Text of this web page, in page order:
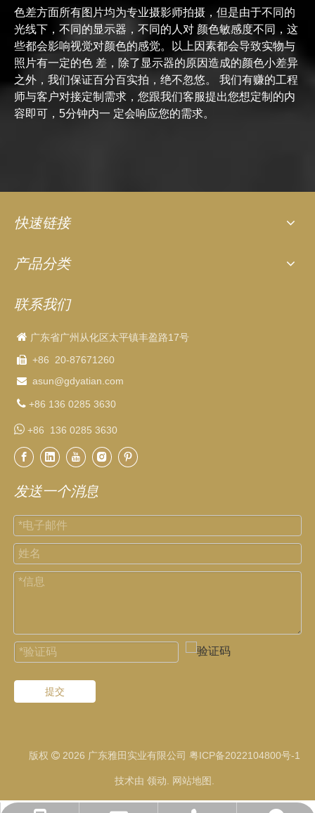
色差方面所有图片均为专业摄影师拍摄，但是由于不同的
光线下，不同的显示器，不同的人对 颜色敏感度不同，这
些都会影响视觉对颜色的感觉。以上因素都会导致实物与
照片有一定的色 差，除了显示器的原因造成的颜色小差异
之外，我们保证百分百实拍，绝不忽悠。 我们有赚的工程
师与客户对接定制需求，您跟我们客服提出您想定制的内
容即可，5分钟内一 定会响应您的需求。
快速链接
产品分类
联系我们
 广东省广州从化区太平镇丰盈路17号
 +86 20-87671260
 asun@gdyatian.com
 +86 136 0285 3630
 +86 136 0285 3630
发送一个消息
提交
版权  2026 广东雅田实业有限公司 粤ICP备2022104800号-1
技术由 领动. 网站地图.